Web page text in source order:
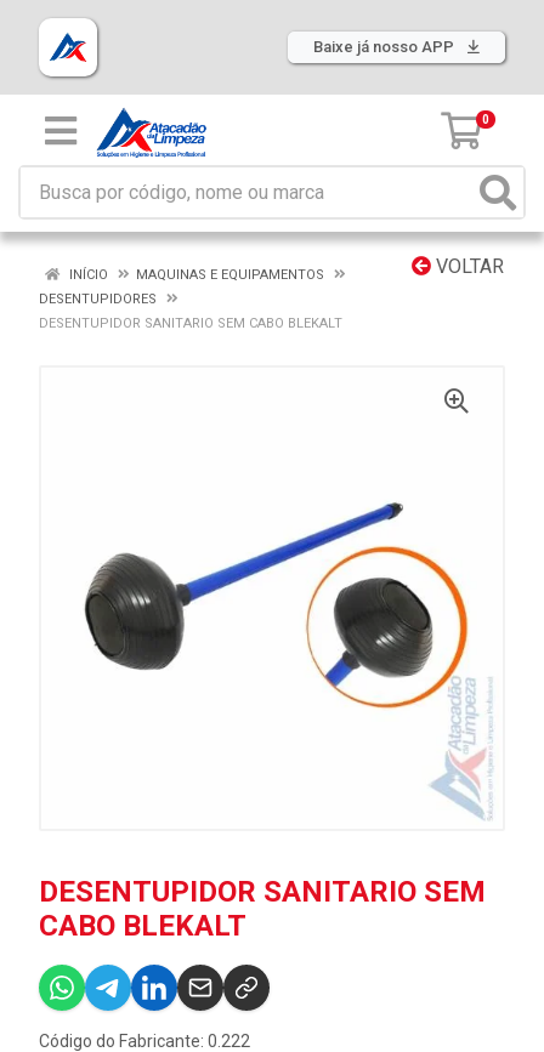
Baixe já nosso APP
0
VOLTAR
INÍCIO
MAQUINAS E EQUIPAMENTOS
DESENTUPIDORES
DESENTUPIDOR SANITARIO SEM CABO BLEKALT
DESENTUPIDOR SANITARIO SEM
CABO BLEKALT
Código do Fabricante: 0.222